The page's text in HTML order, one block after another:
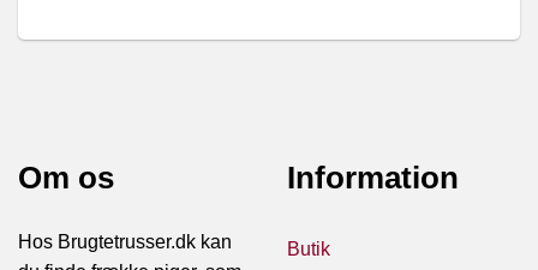
Om os
Hos Brugtetrusser.dk kan
Information
Butik